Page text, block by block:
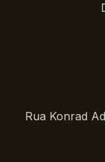
Rua Konrad